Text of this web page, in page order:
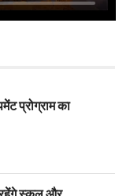
प्रोग्राम का